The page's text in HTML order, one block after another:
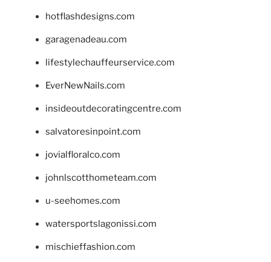
hotflashdesigns.com
garagenadeau.com
lifestylechauffeurservice.com
EverNewNails.com
insideoutdecoratingcentre.com
salvatoresinpoint.com
jovialfloralco.com
johnlscotthometeam.com
u-seehomes.com
watersportslagonissi.com
mischieffashion.com